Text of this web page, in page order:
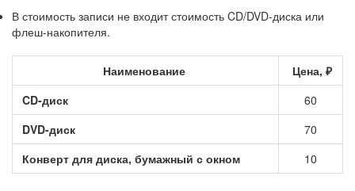
В стоимость записи не входит стоимость CD/DVD-диска или
флеш-накопителя.
Наименование
Цена, ₽
CD-диск
60
DVD-диск
70
Конверт для диска, бумажный с окном
10